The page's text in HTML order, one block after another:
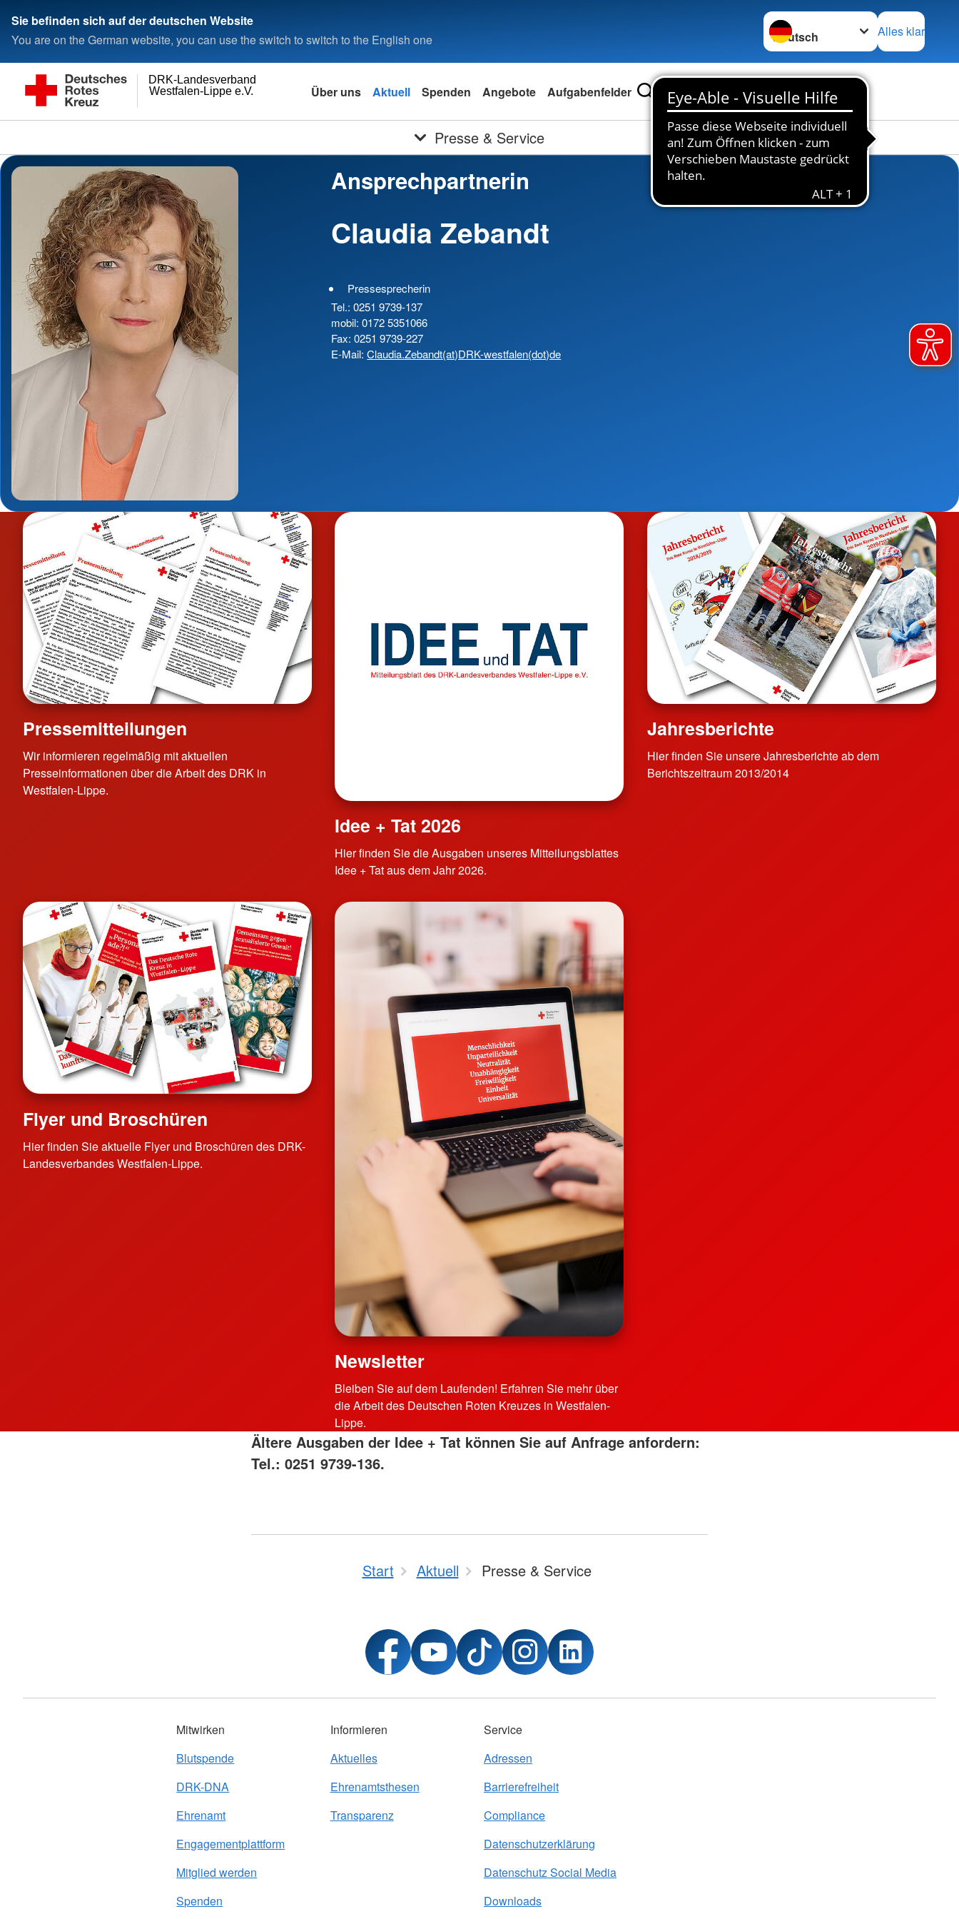
Sie befinden sich auf der deutschen Website
You are on the German website, you can use the switch to switch to the English one
Sprache wechseln zu
Alles klar
Westfalen-Lippe e.V.
DRK-Landesverband
Über uns Aktuell Spenden Angebote Aufgabenfelder
Presse & Service
Ansprechpartnerin
Claudia Zebandt
Pressesprecherin
Tel.: 0251 9739-137
mobil: 0172 5351066
Fax: 0251 9739-227
E-Mail:Claudia.Zebandt(at)DRK-westfalen(dot)de
Pressemitteilungen
Wir informieren regelmäßig mit aktuellen
Presseinformationen über die Arbeit des DRK in
Westfalen-Lippe.
Idee + Tat 2026
Hier finden Sie die Ausgaben unseres Mitteilungsblattes
Idee + Tat aus dem Jahr 2026.
Jahresberichte
Hier finden Sie unsere Jahresberichte ab dem
Berichtszeitraum 2013/2014
Flyer und Broschüren
Hier finden Sie aktuelle Flyer und Broschüren des DRK-
Landesverbandes Westfalen-Lippe.
Newsletter
Bleiben Sie auf dem Laufenden! Erfahren Sie mehr über
die Arbeit des Deutschen Roten Kreuzes in Westfalen-
Lippe.
Ältere Ausgaben der Idee + Tat können Sie auf Anfrage anfordern:
Tel.: 0251 9739-136.
Start Aktuell Presse & Service
Mitwirken
Blutspende
DRK-DNA
Ehrenamt
Engagementplattform
Mitglied werden
Spenden
Informieren
Aktuelles
Ehrenamtsthesen
Transparenz
Service
Adressen
Barrierefreiheit
Compliance
Datenschutzerklärung
Datenschutz Social Media
Downloads